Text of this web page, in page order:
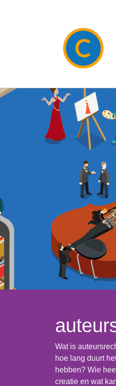
Wat is
hoe lang duurt
hebben? Wie
creatie en wat